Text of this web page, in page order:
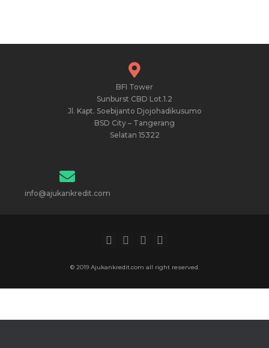
BFI Tower
Sunburst CBD Lot.1.2
Jl. Kapt. Soebijanto Djojohadikusumo
BSD City – Tangerang
Selatan 15322
info@ajukankredit.com
© 2019 Ajukankredit.com all right reserved.